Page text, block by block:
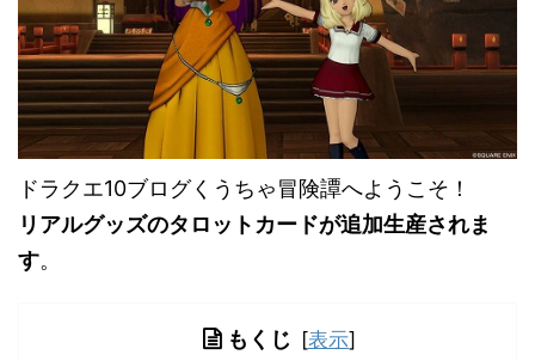
ドラクエ10ブログくうちゃ冒険譚へようこそ！
リアルグッズのタロットカードが追加生産されま
す。
もくじ [表示]